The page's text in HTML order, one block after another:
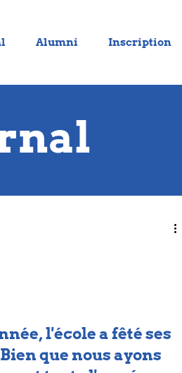
Alumni Inscription
l'école a fêté ses
que nous ayons